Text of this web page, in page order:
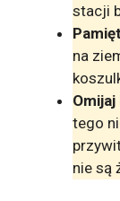
stacji
na
tego
nie są